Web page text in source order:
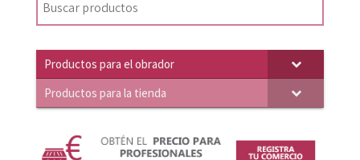
era:
Productos para el obrador
Productos para la tienda